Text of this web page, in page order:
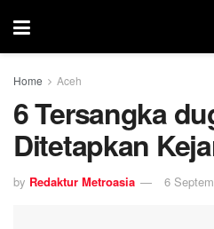
Home Aceh
6 Tersangka
Ditetapkan
by Redaktur Metroasia 6